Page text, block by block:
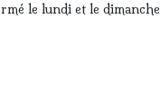
le lundi et le dimanche